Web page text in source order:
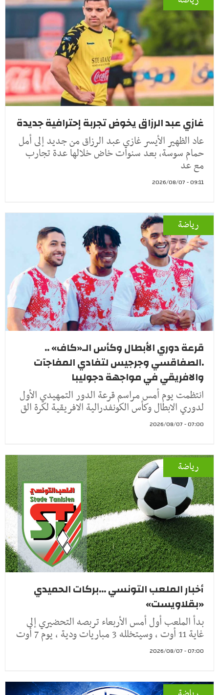
غازي عبد الرزاق يخوض تجربة إحترافية جديدة
عاد الظهير الأيسر غازي عبد الرزاق من جديد إلى أمل
حمام سوسة، بعد سنوات خاض خلالها عدة تجارب
مع عد
09:11 - 2026/08/07
رياضة
قرعة دوري الأبطال وكأس الـ«كاف» ..
.الصفاقسي وجرجيس لتفادي المفاجآت
والافريقي في مواجهة دجوليبا
انتظمت يوم أمس مراسم قرعة الدور التمهيدي الأول
لدوري الابطال وكأس الكونفدرالية الافريقية لكرة الق
07:00 - 2026/08/07
رياضة
أخبار الملعب التونسي ...بركات الحميدي
«بقلاويست»
بدأ الملعب أول أمس الأربعاء تربصه التحضيري إلى
غاية 11 أوت ، وسيتخلله 3 مباريات ودية ، يوم 7 أوت
07:00 - 2026/08/07